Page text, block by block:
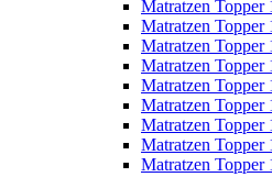
Matratzen Topper
Matratzen Topper
Matratzen Topper
Matratzen Topper
Matratzen Topper
Matratzen Topper
Matratzen Topper
Matratzen Topper
Matratzen Topper